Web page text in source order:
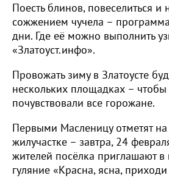
Поесть блинов, повеселиться и
сожжением чучела –
дни. Где её можно выполнить
«Златоуст.инфо».
Провожать зиму в Златоусте
нескольких площадках –
почувствовали все горожане.
Первыми Масленицу отметят
жилучастке – завтра, 24
жителей посёлка приглашают в
гуляние «Красна, ясна,